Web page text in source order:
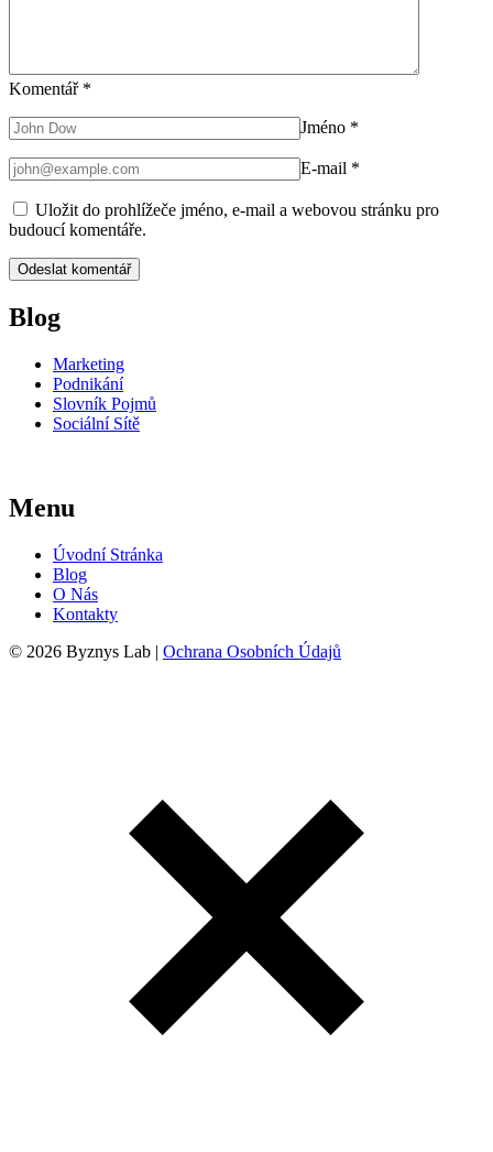
Komentář *
Jméno *
E-mail *
Uložit do prohlížeče jméno, e-mail a webovou stránku pro
budoucí komentáře.
Blog
Marketing
Podnikání
Slovník Pojmů
Sociální Sítě
Menu
Úvodní Stránka
Blog
O Nás
Kontakty
© 2026 Byznys Lab | Ochrana Osobních Údajů